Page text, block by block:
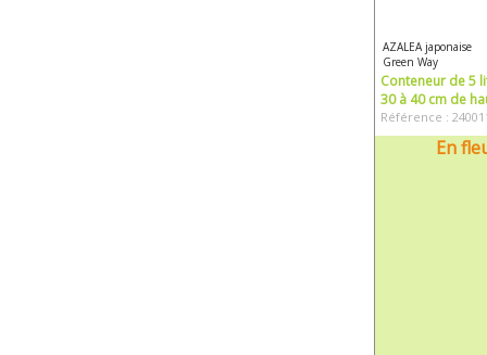
AZALEA japonaise
Green Way
Conteneur de 5
30 à 40 cm de
Référence :
En